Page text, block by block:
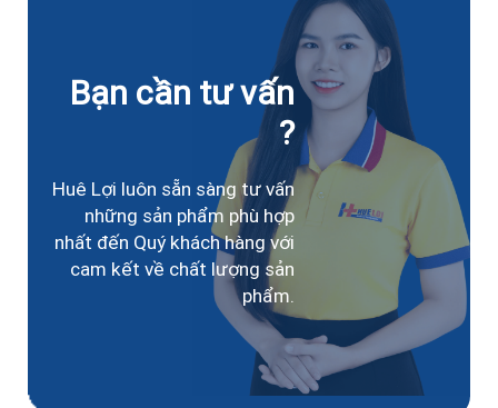
Bạn cần tư vấn
?
Huê Lợi luôn sẵn sàng tư vấn
những sản phẩm phù hợp
nhất đến Quý khách hàng với
cam kết về chất lượng sản
phẩm.